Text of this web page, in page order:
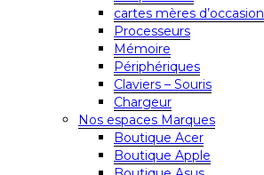
cartes mères d’occasion
Processeurs
Mémoire
Périphériques
Claviers – Souris
Chargeur
Nos espaces Marques
Boutique Acer
Boutique Apple